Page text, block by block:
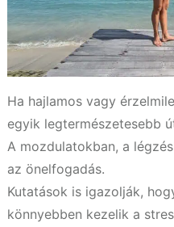
Ha hajlamos vagy
egyik legtermészetesebb
A mozdulatokban, a
az önelfogadás.
Kutatások is igazolják,
könnyebben kezelik a